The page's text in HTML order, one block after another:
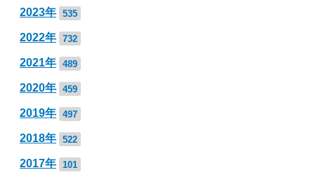
2023年 535
2022年 732
2021年 489
2020年 459
2019年 497
2018年 522
2017年 101